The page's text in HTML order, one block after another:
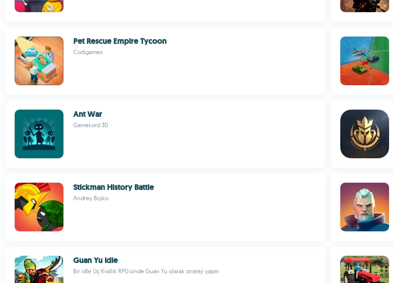
Pet Rescue Empire Tycoon
Codigames
Ant War
GameLord 3D
Stickman History Battle
Andrey Bojko
Guan Yu Idle
Bir idle Üç Krallık RPG'sinde Guan Yu olarak strateji yapın